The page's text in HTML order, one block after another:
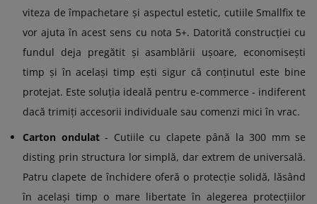
viteza de împachetare și aspectul estetic, cutiile Smallfix te
vor ajuta în acest sens cu nota 5+. Datorită construcției cu
fundul deja pregătit și asamblării ușoare, economisești
timp și în același timp ești sigur că conținutul este bine
protejat. Este soluția ideală pentru e-commerce - indiferent
dacă trimiți accesorii individuale sau comenzi mici în vrac.
Carton ondulat- Cutiile cu clapete până la 300 mm se
disting prin structura lor simplă, dar extrem de universală.
Patru clapete de închidere oferă o protecție solidă, lăsând
în același timp o mare libertate în alegerea protecțiilor